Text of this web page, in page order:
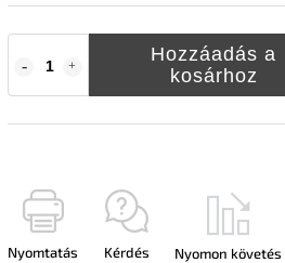
Hozzáadás a
kosárhoz
Nyomtatás Kérdés Nyomon követés